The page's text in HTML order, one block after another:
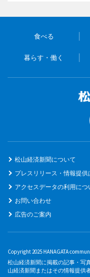
食べる
暮らす・働く
松山経済新聞について
プレスリリース・情報提供
アクセスデータの利用につ
お問い合わせ
広告のご案内
Copyright 2025 HANAGATA
松山経済新聞に掲載の記事・写
山経済新聞またはその情報提供